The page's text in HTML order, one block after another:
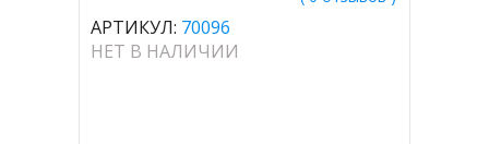
АРТИКУЛ: 70096
НЕТ В НАЛИЧИИ